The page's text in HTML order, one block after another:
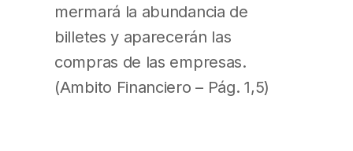
mermará la abundancia de
billetes y aparecerán las
compras de las empresas.
(Ambito Financiero – Pág. 1,5)